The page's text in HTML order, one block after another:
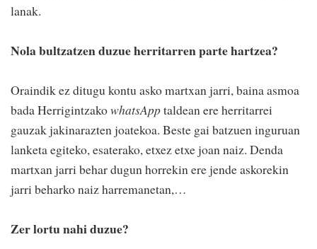
lanak.
Nola bultzatzen duzue herritarren parte hartzea?
Oraindik ez ditugu kontu asko martxan jarri, baina asmoa
bada HerrigintzakowhatsApptaldean ere herritarrei
gauzak jakinarazten joatekoa. Beste gai batzuen inguruan
lanketa egiteko, esaterako, etxez etxe joan naiz. Denda
martxan jarri behar dugun horrekin ere jende askorekin
jarri beharko naiz harremanetan,…
Zer lortu nahi duzue?